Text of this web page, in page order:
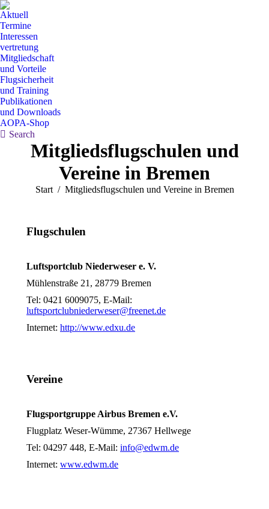
Aktuell
Termine
Interessen
vertretung
Mitgliedschaft
und Vorteile
Flugsicherheit
und Training
Publikationen
und Downloads
AOPA-Shop
Search:
Search
Mitgliedsflugschulen und
Vereine in Bremen
Sie befinden sich hier:
Start Mitgliedsflugschulen und Vereine in Bremen
Flugschulen
Luftsportclub Niederweser e. V.
Mühlenstraße 21, 28779 Bremen
Tel: 0421 6009075, E-Mail:
luftsportclubniederweser@freenet.de
Internet: http://www.edxu.de
Vereine
Flugsportgruppe Airbus Bremen e.V.
Flugplatz Weser-Wümme, 27367 Hellwege
Tel: 04297 448, E-Mail: info@edwm.de
Internet: www.edwm.de